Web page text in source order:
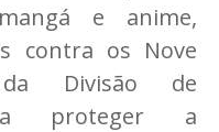
e anime,
contra os Nove
Divisão de
proteger a